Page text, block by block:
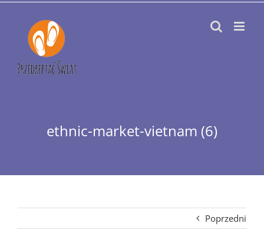
Przejdź
zawartości
ethnic-market-vietnam (6)
Poprzedni